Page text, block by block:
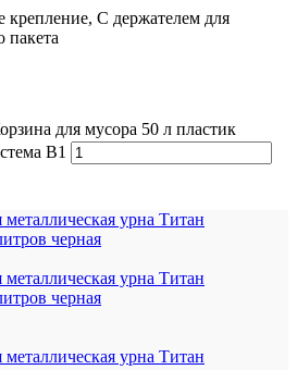
крепление, С держателем для
пакета
для мусора 50 л пластик
B1